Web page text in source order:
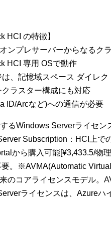
HCI の特徴】
オンプレサーバーからなる
HCI 専用 OSで動作
は、記憶域スペース ダイレ
クラスター構成にも対応
ID/Arcなど)への通信が必要
るWindows Serverライセ
Subscription：HCI上で
から購入可能[¥3,433.5/物
。※AVMA(Automatic
のコアライセンスモデル。
ライセンスは、Azureハ